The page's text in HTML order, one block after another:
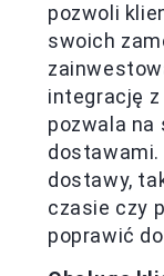
pozwoli
swoich
integrację
pozwala na
dostawami.
dostawy,
czasie czy
poprawić